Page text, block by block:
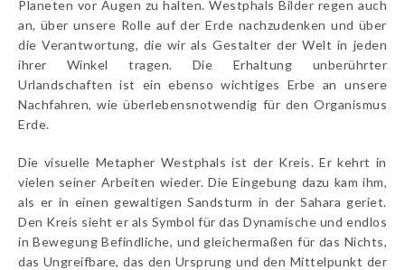
Planeten vor Augen zu halten. Westphals Bilder regen auch
an, über unsere Rolle auf der Erde nachzudenken und über
die Verantwortung, die wir als Gestalter der Welt in jeden
ihrer Winkel tragen. Die Erhaltung unberührter
Urlandschaften ist ein ebenso wichtiges Erbe an unsere
Nachfahren, wie überlebensnotwendig für den Organismus
Erde.
Die visuelle Metapher Westphals ist der Kreis. Er kehrt in
vielen seiner Arbeiten wieder. Die Eingebung dazu kam ihm,
als er in einen gewaltigen Sandsturm in der Sahara geriet.
Den Kreis sieht er als Symbol für das Dynamische und endlos
in Bewegung Befindliche, und gleichermaßen für das Nichts,
das Ungreifbare, das den Ursprung und den Mittelpunkt der